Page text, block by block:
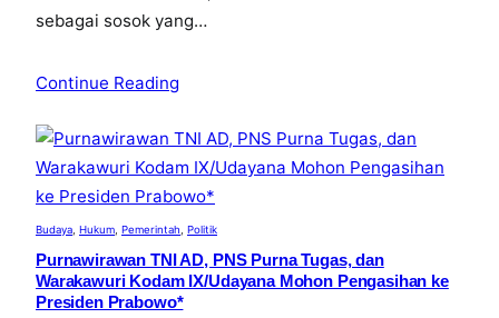
sebagai sosok yang…
Continue Reading
Budaya Hukum Pemerintah Politik
Purnawirawan TNI AD, PNS Purna Tugas, dan
Warakawuri Kodam IX/Udayana Mohon Pengasihan ke
Presiden Prabowo*